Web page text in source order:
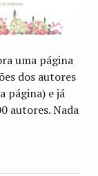
uma página
dos autores
página) e já
autores. Nada